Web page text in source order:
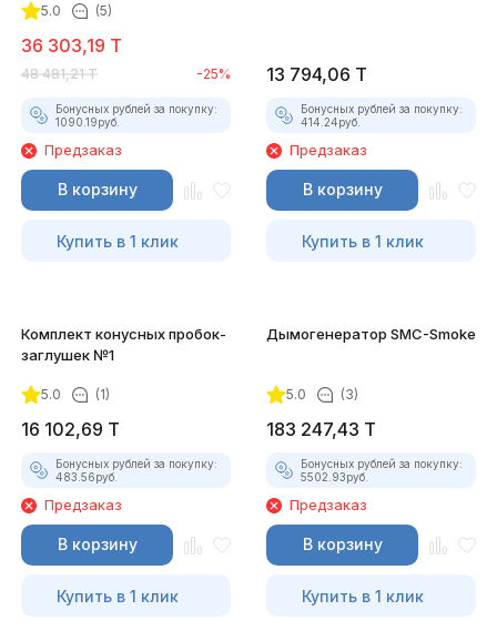
5.0 (5)
36 303,19 T
48 481,21 T -25%
Бонусных рублей за покупку:
1090.19руб.
Предзаказ
В корзину
Купить в 1 клик
13 794,06 T
Бонусных рублей за покупку:
414.24руб.
Предзаказ
В корзину
Купить в 1 клик
Комплект конусных пробок-
заглушек №1
5.0 (1)
16 102,69 T
Бонусных рублей за покупку:
483.56руб.
Предзаказ
В корзину
Купить в 1 клик
Дымогенератор SMC-Smoke
5.0 (3)
183 247,43 T
Бонусных рублей за покупку:
5502.93руб.
Предзаказ
В корзину
Купить в 1 клик